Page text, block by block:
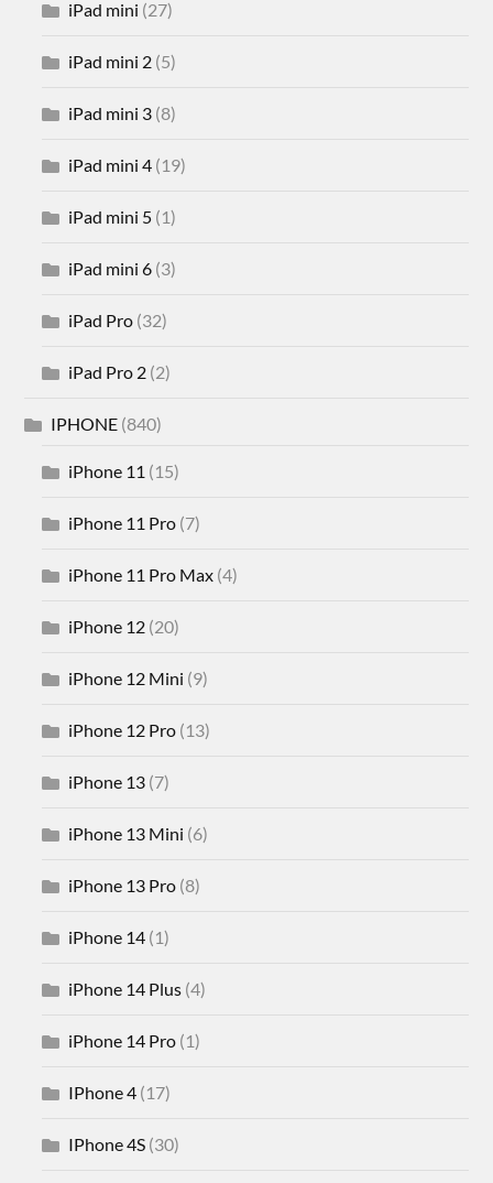
iPad mini (27)
iPad mini 2 (5)
iPad mini 3 (8)
iPad mini 4 (19)
iPad mini 5 (1)
iPad mini 6 (3)
iPad Pro (32)
iPad Pro 2 (2)
IPHONE (840)
iPhone 11 (15)
iPhone 11 Pro (7)
iPhone 11 Pro Max (4)
iPhone 12 (20)
iPhone 12 Mini (9)
iPhone 12 Pro (13)
iPhone 13 (7)
iPhone 13 Mini (6)
iPhone 13 Pro (8)
iPhone 14 (1)
iPhone 14 Plus (4)
iPhone 14 Pro (1)
IPhone 4 (17)
IPhone 4S (30)